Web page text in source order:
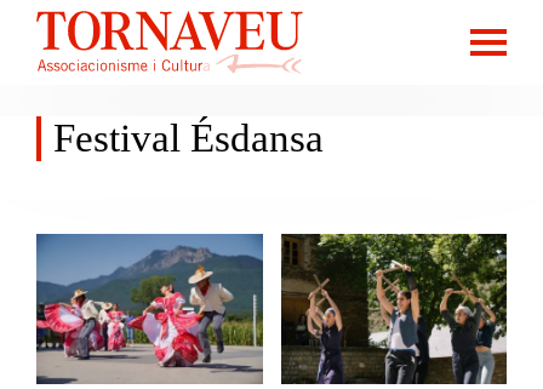
Festival Ésdansa